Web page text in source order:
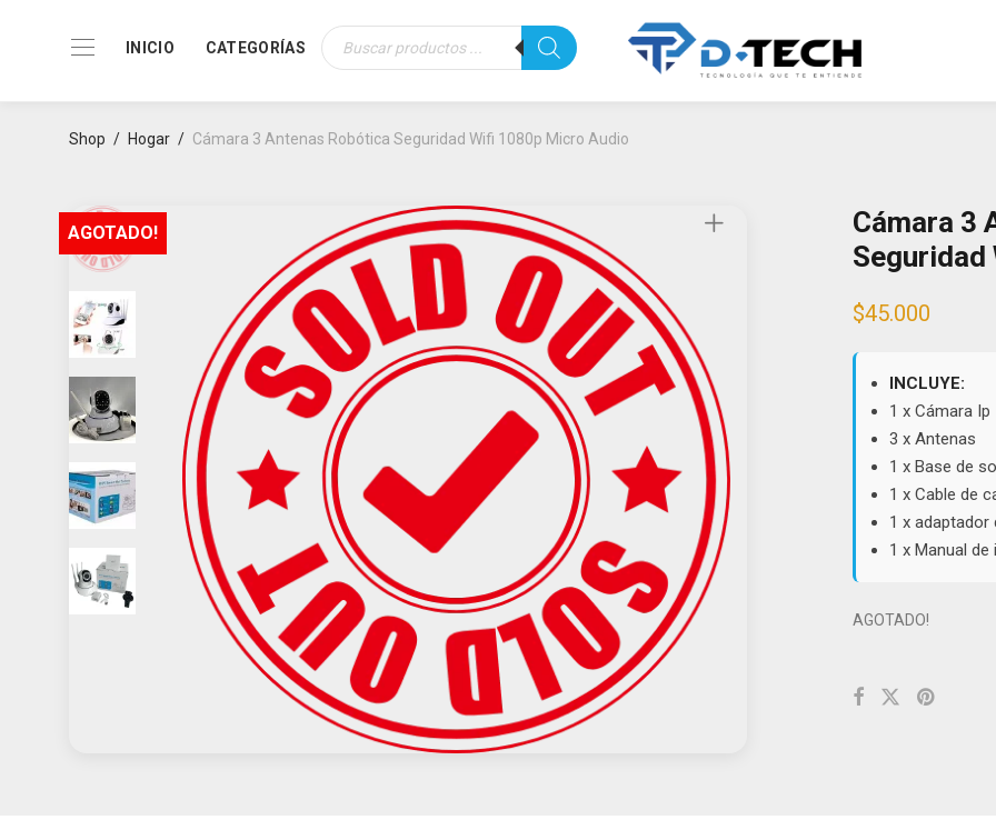
INICIO CATEGORÍAS
Búsqueda
de
Shop / Hogar / Cámara 3 Antenas Robótica Seguridad Wifi 1080p Micro Audio
AGOTADO!
Cámara 3
$45.000
INCLUYE:
1 x Cámara Ip
3 x Antenas
1 x Base de
1 x Cable de
1 x adaptador
1 x Manual
AGOTADO!